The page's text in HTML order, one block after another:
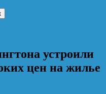
устроили
цен на жилье